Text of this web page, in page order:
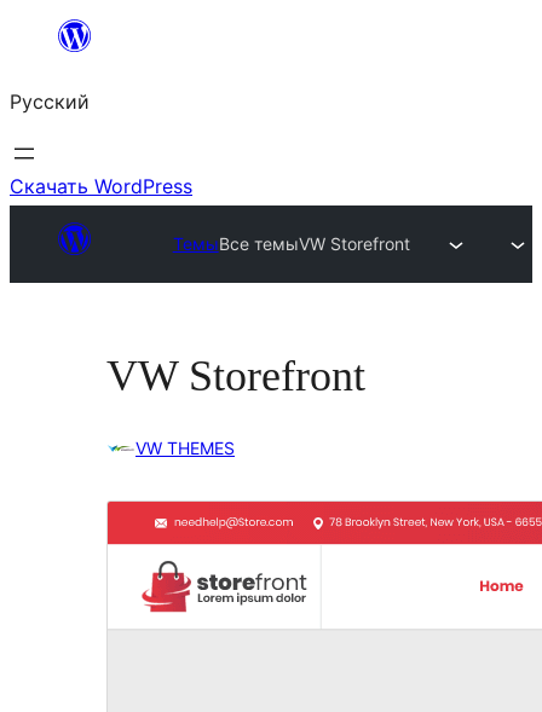
Перейти
содержимому
Русский
Скачать WordPress
ТемыВсе темыVW Storefront
VW Storefront
VW THEMES